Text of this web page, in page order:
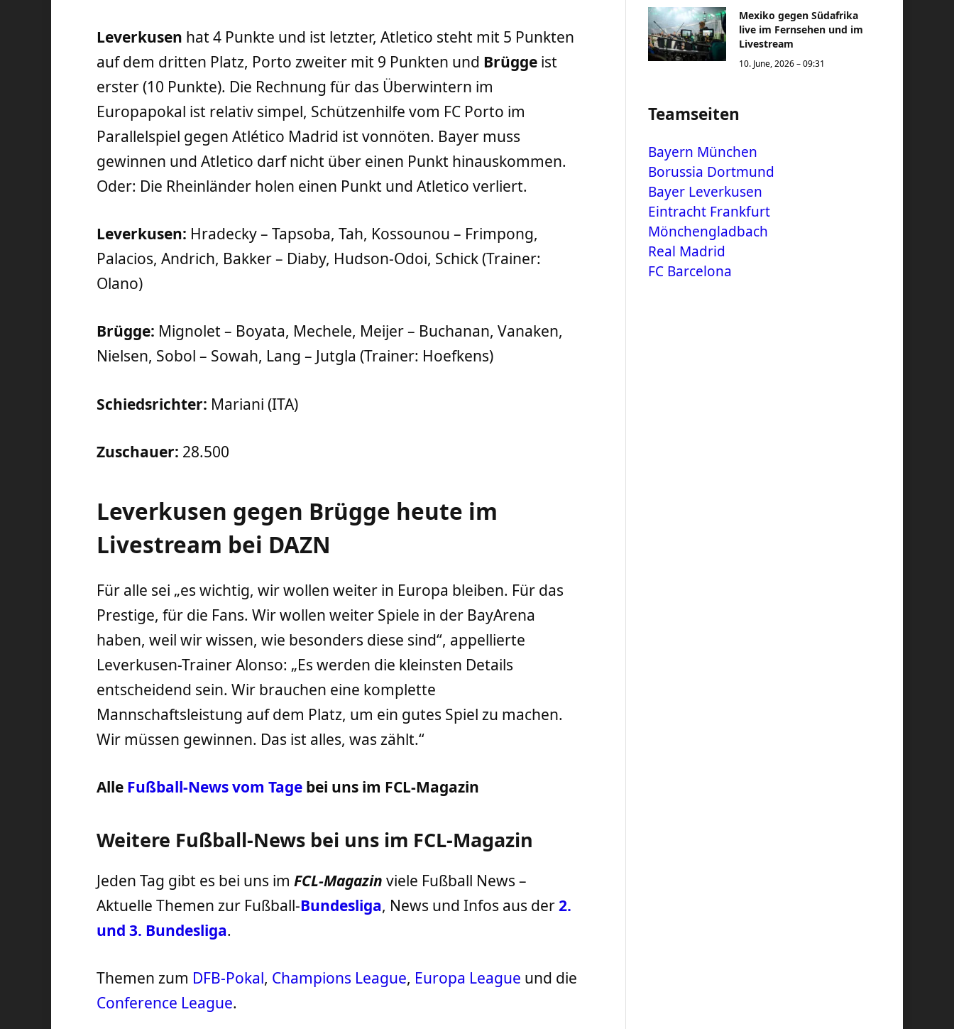
Leverkusen hat 4 Punkte und ist letzter, Atletico steht mit 5 Punkten
auf dem dritten Platz, Porto zweiter mit 9 Punkten und Brügge ist
erster (10 Punkte). Die Rechnung für das Überwintern im
Europapokal ist relativ simpel, Schützenhilfe vom FC Porto im
Parallelspiel gegen Atlético Madrid ist vonnöten. Bayer muss
gewinnen und Atletico darf nicht über einen Punkt hinauskommen.
Oder: Die Rheinländer holen einen Punkt und Atletico verliert.
Leverkusen: Hradecky – Tapsoba, Tah, Kossounou – Frimpong,
Palacios, Andrich, Bakker – Diaby, Hudson-Odoi, Schick (Trainer:
Olano)
Brügge: Mignolet – Boyata, Mechele, Meijer – Buchanan, Vanaken,
Nielsen, Sobol – Sowah, Lang – Jutgla (Trainer: Hoefkens)
Schiedsrichter: Mariani (ITA)
Zuschauer: 28.500
Leverkusen gegen Brügge heute im
Livestream bei DAZN
Für alle sei „es wichtig, wir wollen weiter in Europa bleiben. Für das
Prestige, für die Fans. Wir wollen weiter Spiele in der BayArena
haben, weil wir wissen, wie besonders diese sind“, appellierte
Leverkusen-Trainer Alonso: „Es werden die kleinsten Details
entscheidend sein. Wir brauchen eine komplette
Mannschaftsleistung auf dem Platz, um ein gutes Spiel zu machen.
Wir müssen gewinnen. Das ist alles, was zählt.“
Alle Fußball-News vom Tage bei uns im FCL-Magazin
Weitere Fußball-News bei uns im FCL-Magazin
Jeden Tag gibt es bei uns imFCL-Magazin viele Fußball News –
Aktuelle Themen zur Fußball-Bundesliga, News und Infos aus der2.
und 3. Bundesliga.
Themen zum DFB-Pokal, Champions League, Europa League und die
Conference League.
Mexiko gegen Südafrika
live im Fernsehen und im
Livestream
10. June, 2026 – 09:31
Teamseiten
Bayern München
Borussia Dortmund
Bayer Leverkusen
Eintracht Frankfurt
Mönchengladbach
Real Madrid
FC Barcelona